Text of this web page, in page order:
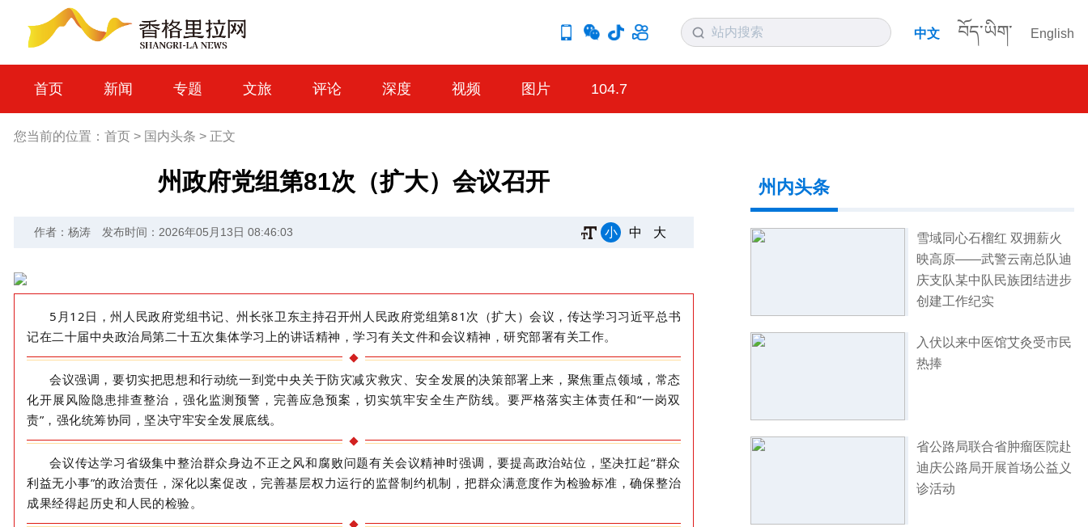
中文 བོད་ཡིག་ English
首页 新闻 专题 文旅 评论 深度 视频 图片 104.7
您当前的位置： 首页 > 国内头条 > 正文
州政府党组第81次（扩大）会议召开
作者：杨涛 发布时间：2026年05月13日 08:46:03 小 中 大
5 月 12日 ，州人民政府党组书记、州长张卫东主持召开州人民政府党组第81 次 （扩大）会议 ， 传达学习习近平总书
记在二十届中央政治局第二十五次集体学习上的讲话精神，学习有关文件和会议精神，研究部署有关工作。
会议强调，要切实把思想和行动统一到党中央关于防灾减灾救灾、安全发展的决策部署上来，聚焦重点领域，常态
化开展风险隐患排查整治，强化监测预警，完善应急预案，切实筑牢安全生产防线。要严格落实主体责任和“一岗双
责”，强化统筹协同，坚决守牢安全发展底线。
会议传达学习省级集中整治群众身边不正之风和腐败问题有关会议精神时强调，要提高政治站位，坚决扛起“群众
利益无小事”的政治责任， 深化以案促改，完善基层权力运行的监督制约机制 ， 把群众满意度作为检验标准，确保整治
成果经得起历史和人民的检验。
州内头条
雪域同心石榴红 双拥薪火
映高原——武警云南总队迪
庆支队某中队民族团结进步
创建工作纪实
入伏以来中医馆艾灸受市民
热捧
省公路局联合省肿瘤医院赴
迪庆公路局开展首场公益义
诊活动